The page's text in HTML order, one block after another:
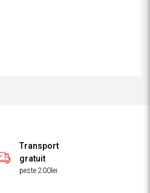
Transport
gratuit
peste 200lei